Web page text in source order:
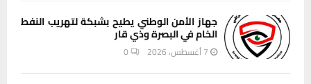
جهاز الأمن الوطني يطيح بشبكة لتهريب النفط
الخام في البصرة وذي قار
7 أغسطس، 2026 0